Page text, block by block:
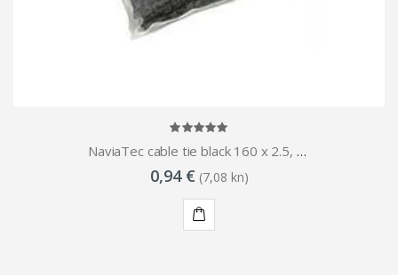
NaviaTec cable tie black 160 x 2.5, 100pcs
0,94 € (7,08 kn)